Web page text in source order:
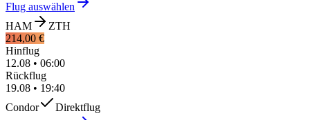
Flug auswählen
HAM
ZTH
214,00 €
Hinflug
12.08 • 06:00
Rückflug
19.08 • 19:40
Condor
Direktflug